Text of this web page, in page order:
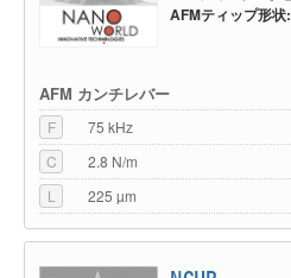
AFMティップ形状:
AFM カンチレバー
F
75 kHz
C
2.8 N/m
L
225 µm